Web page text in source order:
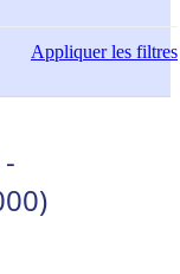
Appliquerles filtres